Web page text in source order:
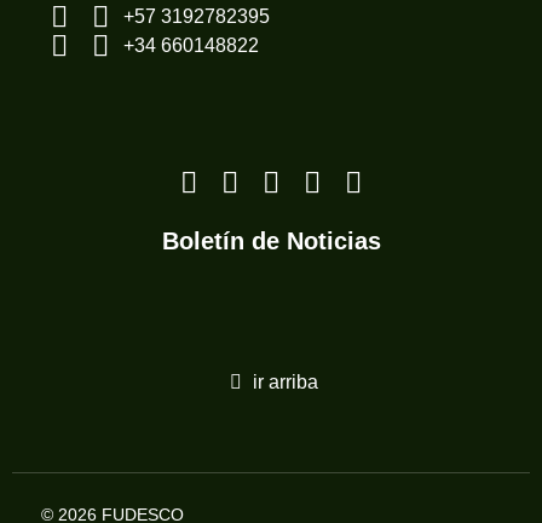
+57 3192782395
+34 660148822
Boletín de Noticias
ir arriba
© 2026 FUDESCO